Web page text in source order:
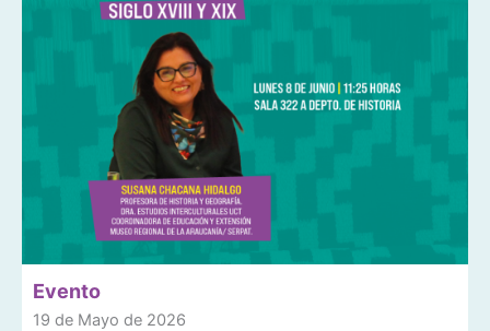
Evento
19 de Mayo de 2026